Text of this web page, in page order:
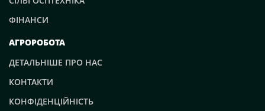
ФІНАНСИ
АГРОРОБОТА
ДЕТАЛЬНІШЕ ПРО НАС
КОНТАКТИ
КОНФІДЕНЦІЙНІСТЬ